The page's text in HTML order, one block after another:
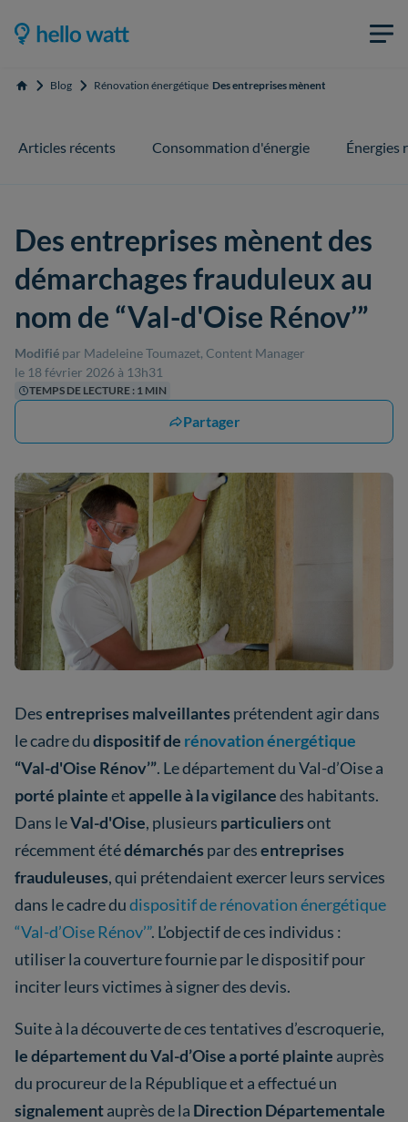
Accueil Blog Rénovation énergétique Des entreprises mènent des
Articles récents Consommation d'énergie Énergies
Des entreprises mènent des
démarchages frauduleux au
nom de “Val-d'Oise Rénov’”
Modifié par Madeleine Toumazet, Content Manager
le 18 février 2026 à 13h31
TEMPS DE LECTURE : 1 MIN
Partager
Desentreprises malveillantes prétendent agir dans
le cadre dudispositif de rénovation énergétique
“Val-d'Oise Rénov’”. Le département du Val-d’Oise a
porté plainteetappelle à la vigilancedes habitants.
Dans leVal-d'Oise, plusieurs particuliersont
récemment étédémarchés par desentreprises
frauduleuses, qui prétendaient exercer leurs services
dans le cadre dudispositif de rénovation énergétique
“Val-d’Oise Rénov’”. L’objectif de ces individus :
utiliser la couverture fournie par le dispositif pour
inciter leurs victimes à signer des devis.
Suite à la découverte de ces tentatives d’escroquerie,
le département du Val-d’Oise a porté plainte auprès
du procureur de la République et a effectué un
signalementauprès de la Direction Départementale